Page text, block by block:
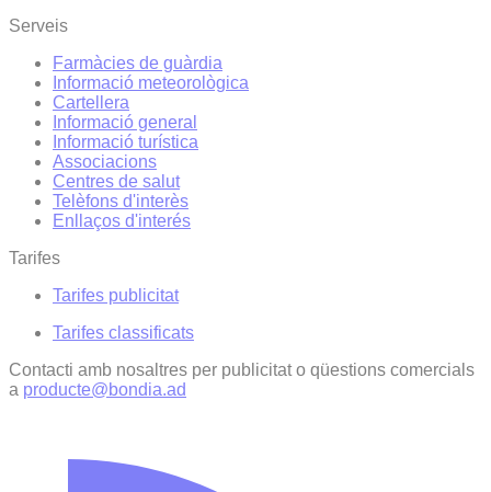
Serveis
Farmàcies de guàrdia
Informació meteorològica
Cartellera
Informació general
Informació turística
Associacions
Centres de salut
Telèfons d'interès
Enllaços d'interés
Tarifes
Tarifes publicitat
Tarifes classificats
Contacti amb nosaltres per publicitat o qüestions comercials
a producte@bondia.ad